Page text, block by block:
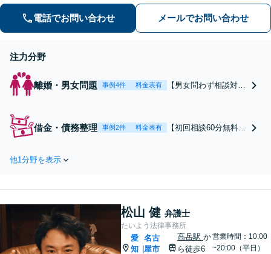
音駅4分】
電話でお問い合わせ メールでお問い合わせ
注力分野
離婚・男女問題 事例4件 料金表有
【男女問わず相談対応
ご相談も承ります。ご
借金・債務整理 事例2件 料金表有
【初回相談60分無料】
対応いたします。どん
ながらより良い解決を
目指します【大須観音
駅4分】【土日祝対応
可】
他1分野を表示
松山 健 弁護士
たいよう法律事務所
愛
知
名古
屋市
高岳駅 か
ら徒歩6
営業時間：10:00
~20:00（平日）